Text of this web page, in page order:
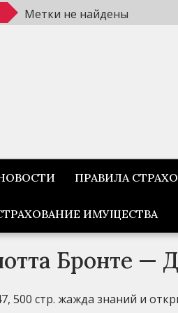
Метки не найдены
ПРАВИЛА
ИМУЩЕСТВА
Бронте —
500 стр. жажда знаний и